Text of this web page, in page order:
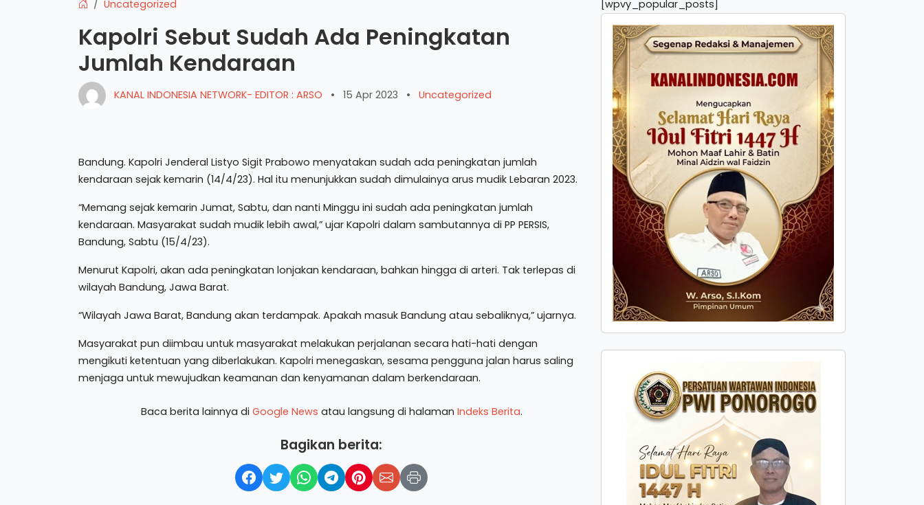
Uncategorized
Kapolri Sebut Sudah Ada Peningkatan
Jumlah Kendaraan
KANAL INDONESIA NETWORK- EDITOR : ARSO • 15 Apr 2023 • Uncategorized
Bandung. Kapolri Jenderal Listyo Sigit Prabowo menyatakan sudah ada peningkatan jumlah
kendaraan sejak kemarin (14/4/23). Hal itu menunjukkan sudah dimulainya arus mudik Lebaran 2023.
“Memang sejak kemarin Jumat, Sabtu, dan nanti Minggu ini sudah ada peningkatan jumlah
kendaraan. Masyarakat sudah mudik lebih awal,” ujar Kapolri dalam sambutannya di PP PERSIS,
Bandung, Sabtu (15/4/23).
Menurut Kapolri, akan ada peningkatan lonjakan kendaraan, bahkan hingga di arteri. Tak terlepas di
wilayah Bandung, Jawa Barat.
“Wilayah Jawa Barat, Bandung akan terdampak. Apakah masuk Bandung atau sebaliknya,” ujarnya.
Masyarakat pun diimbau untuk masyarakat melakukan perjalanan secara hati-hati dengan
mengikuti ketentuan yang diberlakukan. Kapolri menegaskan, sesama pengguna jalan harus saling
menjaga untuk mewujudkan keamanan dan kenyamanan dalam berkendaraan.
Baca berita lainnya di Google News atau langsung di halaman Indeks Berita.
Bagikan berita:
[wpvy_popular_posts]